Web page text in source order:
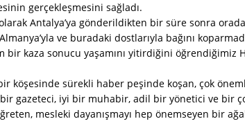
gerçekleşmesini sağladı.
Antalya’ya gönderildikten bir süre sonra
ve buradaki dostlarıyla bağını
bir kaza sonucu yaşamını yitirdiğini öğrendiğimiz
köşesinde sürekli haber peşinde koşan, çok
bir gazeteci, iyi bir muhabir, adil bir yönetici ve bir
mesleki dayanışmayı hep önemseyen bir